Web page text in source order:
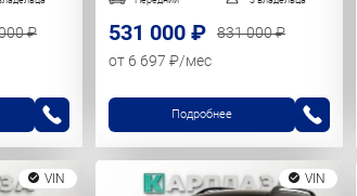
₽
531 000 ₽
831 000 ₽
от 6 697 ₽/мес
Подробнее
VIN VIN